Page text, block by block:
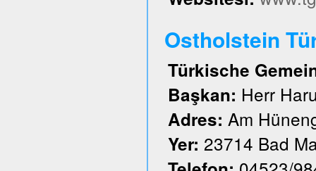
Ostholstein
Türkische
Başkan: Herr
Adres: Am
Yer: 23714 Bad